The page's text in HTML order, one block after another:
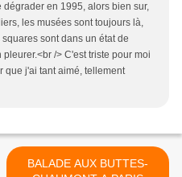
dégrader en 1995, alors bien sur,
les musées sont toujours là,
sont dans un état de
/> C'est triste pour moi
que j'ai tant aimé, tellement
BALADE AUX BUTTES-